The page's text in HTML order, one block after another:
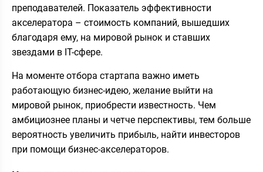
преподавателей. Показатель эффективности
акселератора – стоимость компаний, вышедших
благодаря ему, на мировой рынок и ставших
звездами в IT-сфере.
На моменте отбора стартапа важно иметь
работающую бизнес-идею, желание выйти на
мировой рынок, приобрести известность. Чем
амбициознее планы и четче перспективы, тем больше
вероятность увеличить прибыль, найти инвесторов
при помощи бизнес-акселераторов.